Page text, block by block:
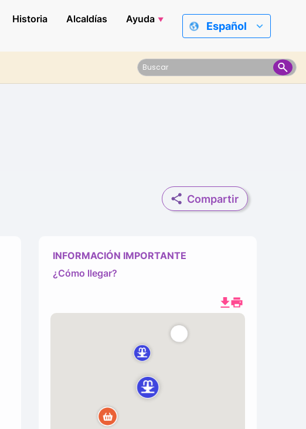
Historia Alcaldías Ayuda
Español
Compartir
INFORMACIÓN IMPORTANTE
¿Cómo llegar?